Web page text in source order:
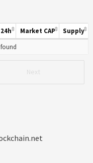
Next
Market CAP
Supply